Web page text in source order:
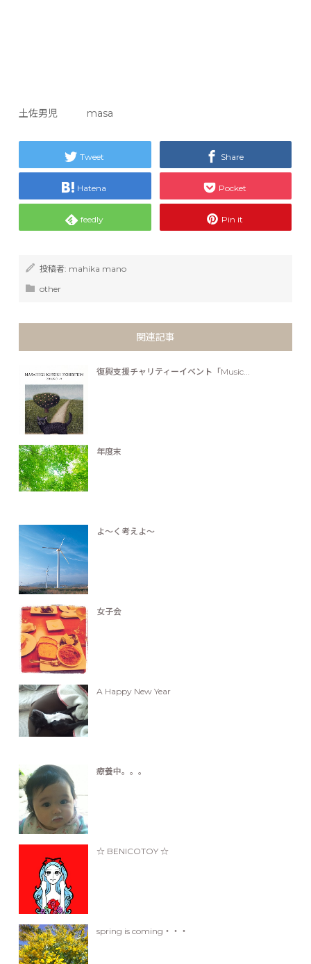
土佐男児 masa
Tweet Share
Hatena Pocket
feedly Pin it
投稿者: mahika mano
other
関連記事
復興支援チャリティーイベント「Music...
年度末
よ～く考えよ～
女子会
A Happy New Year
療養中。。。
☆ BENICOTOY ☆
spring is coming・・・